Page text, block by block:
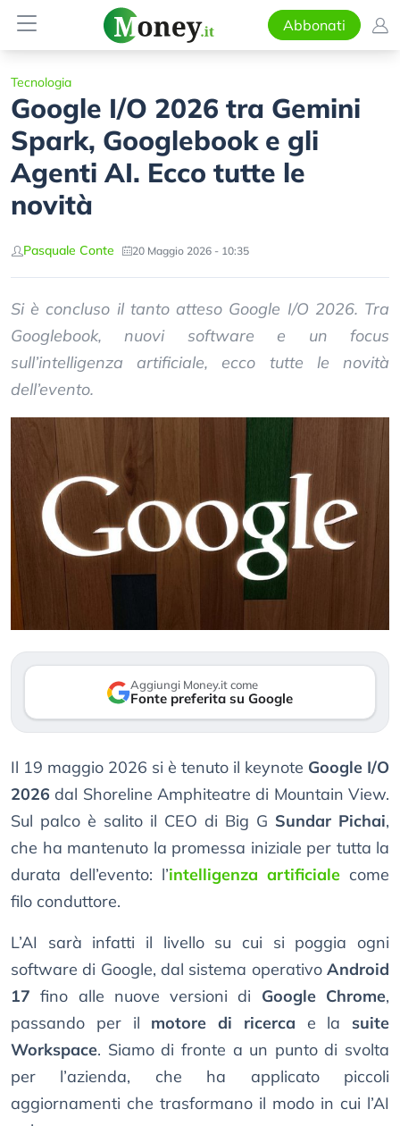
Abbonati
Tecnologia
Google I/O 2026 tra Gemini
Spark, Googlebook e gli
Agenti AI. Ecco tutte le
novità
Pasquale Conte 20 Maggio 2026 - 10:35
Si è concluso il tanto atteso Google I/O 2026. Tra
Googlebook, nuovi software e un focus
sull’intelligenza artificiale, ecco tutte le novità
dell’evento.
Aggiungi Money.it come
Fonte preferita su Google
Il 19 maggio 2026 si è tenuto il keynote Google I/O
2026 dal Shoreline Amphiteatre di Mountain View.
Sul palco è salito il CEO di Big G Sundar Pichai,
che ha mantenuto la promessa iniziale per tutta la
durata dell’evento: l’intelligenza artificiale come
filo conduttore.
L’AI sarà infatti il livello su cui si poggia ogni
software di Google, dal sistema operativo Android
17 fino alle nuove versioni di Google Chrome,
passando per il motore di ricerca e la suite
Workspace. Siamo di fronte a un punto di svolta
per l’azienda, che ha applicato piccoli
aggiornamenti che trasformano il modo in cui l’AI